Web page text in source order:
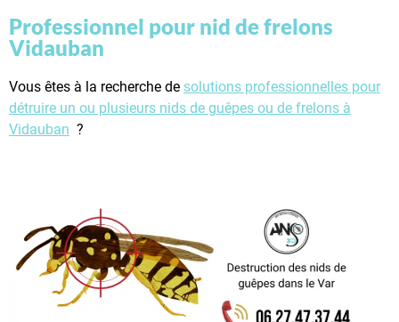
Professionnel pour nid de frelons
Vidauban
Vous êtes à la recherche de solutions professionnelles pour
détruire un ou plusieurs nids de guêpes ou de frelons à
Vidauban ?